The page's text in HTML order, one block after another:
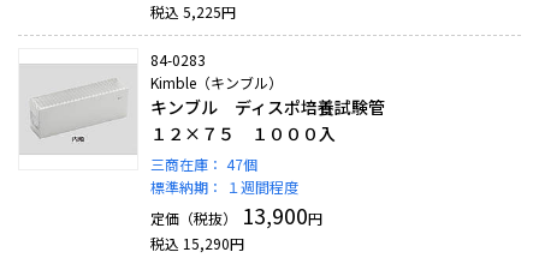
税込 5,225円
84-0283
Kimble（キンブル）
キンブル ディスポ培養試験管
１２×７５ １０００入
三商在庫： 47個
標準納期：
１週間程度
定価（税抜）
13,900円
税込 15,290円